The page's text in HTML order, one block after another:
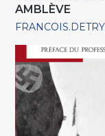
AMBLÈVE
FRANCOIS.DETRY